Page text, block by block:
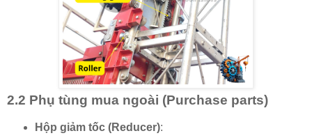
2.2 Phụ tùng mua ngoài (Purchase parts)
Hộp giảm tốc (Reducer):